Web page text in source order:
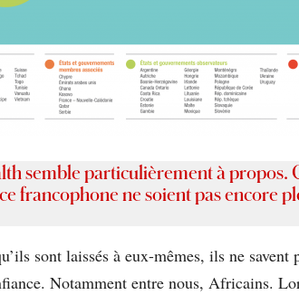
semble particulièrement à propos.
francophone ne soient pas encore
sont laissés à eux-mêmes, ils ne
Notamment entre nous, Africains.